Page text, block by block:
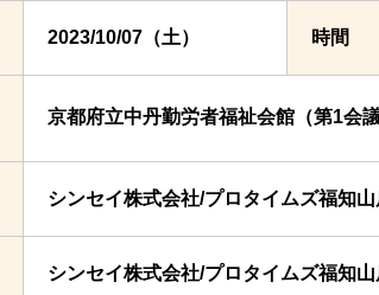
2023/10/07（土） 時間
京都府立中丹勤労者福祉会館（第1会
シンセイ株式会社/プロタイムズ福知山
シンセイ株式会社/プロタイムズ福知山